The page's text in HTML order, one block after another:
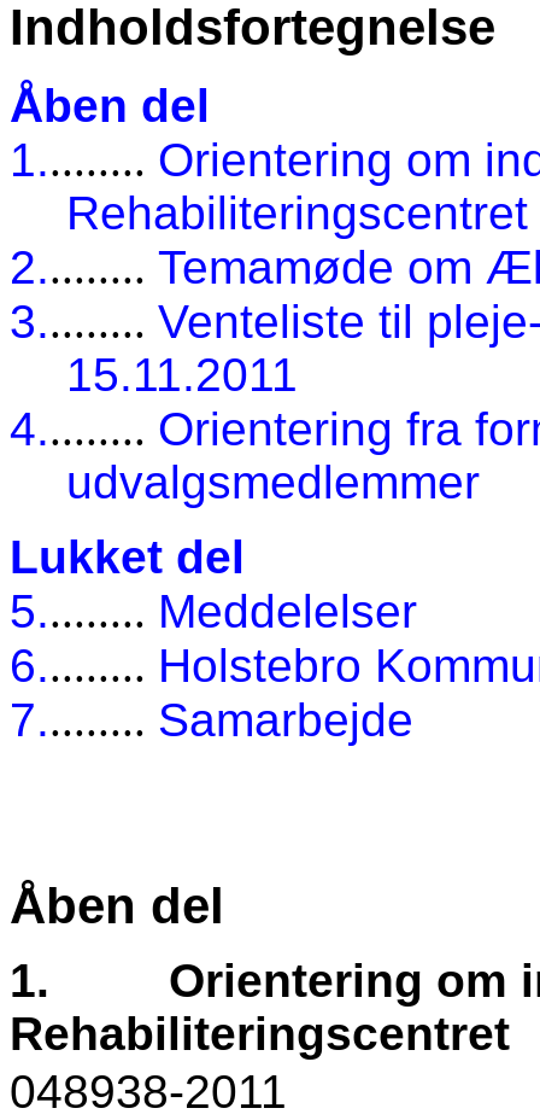
Indholdsfortegnelse
Åben del
1......... Orientering om
Rehabiliteringscentret
2......... Temamøde om
3......... Venteliste til
15.11.2011
4......... Orientering fra
udvalgsmedlemmer
Lukket del
5......... Meddelelser
6......... Holstebro
7......... Samarbejde
Åben del
1.
Orientering om
Rehabiliteringscentret
048938-2011